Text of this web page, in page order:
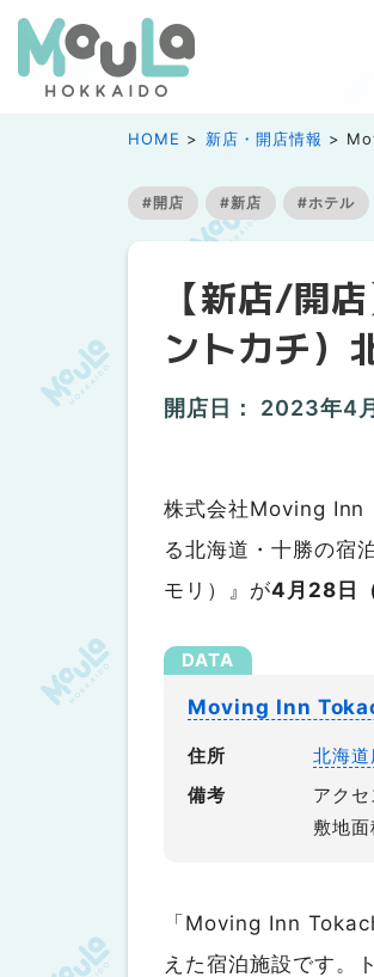
HOME 新店・開店情報
#開店 #新店 #ホテル
【新店/開
ントカチ）
開店日： 2023年4
株式会社Moving Inn
る北海道・十勝の宿
モリ）』が4月28日（
Moving Inn
住所
北海
備考
アク
敷地
「Moving Inn
えた宿泊施設です。